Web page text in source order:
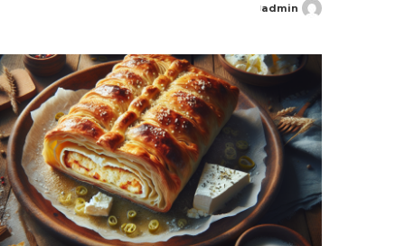
Posted
admin